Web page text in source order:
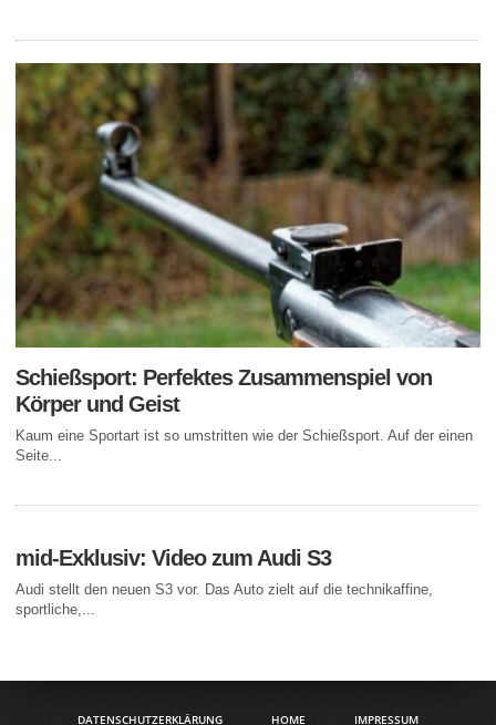
Schießsport: Perfektes Zusammenspiel von
Körper und Geist
Kaum eine Sportart ist so umstritten wie der Schießsport. Auf der einen
Seite...
mid-Exklusiv: Video zum Audi S3
Audi stellt den neuen S3 vor. Das Auto zielt auf die technikaffine,
sportliche,...
DATENSCHUTZERKLÄRUNG HOME IMPRESSUM